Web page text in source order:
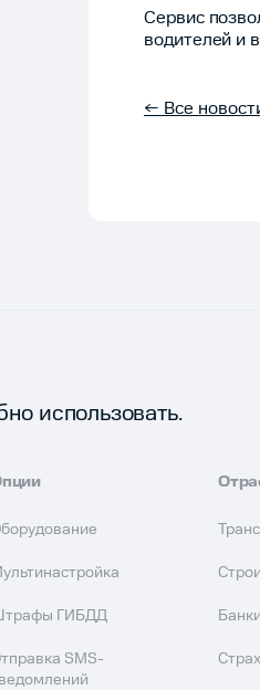
Сервис
водителей и
← Все
использовать.
ГИБДД
SMS-
Банки